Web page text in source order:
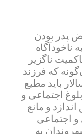
پدر بودن
ناگزیر
که فرزند
باید مطیع
اجتماعی و
و مانع
اجتماعی
به